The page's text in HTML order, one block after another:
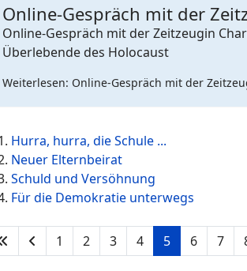
Online-Gespräch mit der
Online-Gespräch mit der Zeitzeugin
Überlebende des Holocaust
Weiterlesen: Online-Gespräch mit der
Hurra, hurra, die Schule ...
Neuer Elternbeirat
Schuld und Versöhnung
Für die Demokratie unterwegs
1 2 3 4 5 6 7